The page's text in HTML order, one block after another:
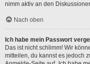
nimm aktiv an den
Nach oben
Ich habe mein Passwort
Das ist nicht schlimm! Wir
mitteilen, du kannst es jedoch